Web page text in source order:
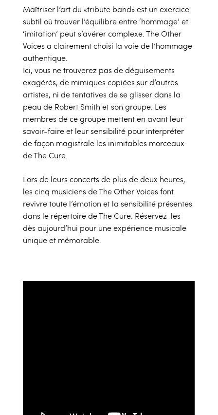
Maîtriser l’art du «tribute band» est un exercice
subtil où trouver l’équilibre entre ‘hommage’ et
‘imitation’ peut s’avérer complexe. The Other
Voices a clairement choisi la voie de l’hommage
authentique.
Ici, vous ne trouverez pas de déguisements
exagérés, de mimiques copiées sur d’autres
artistes, ni de tentatives de se glisser dans la
peau de Robert Smith et son groupe. Les
membres de ce groupe mettent en avant leur
savoir-faire et leur sensibilité pour interpréter
de façon magistrale les inimitables morceaux
de The Cure.
Lors de leurs concerts de plus de deux heures,
les cinq musiciens de The Other Voices font
revivre toute l’émotion et la sensibilité présentes
dans le répertoire de The Cure. Réservez-les
dès aujourd’hui pour une expérience musicale
unique et mémorable.